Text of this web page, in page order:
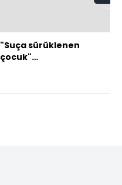
"Suça sürüklenen
çocuk"